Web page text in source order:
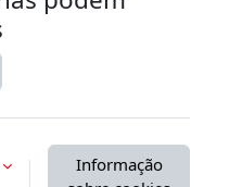
Informação